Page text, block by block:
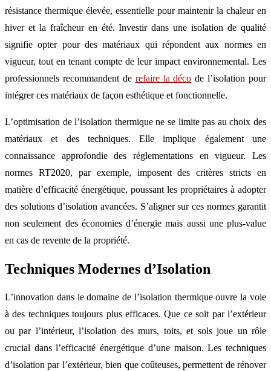
résistance thermique élevée, essentielle pour maintenir la chaleur en
hiver et la fraîcheur en été. Investir dans une isolation de qualité
signifie opter pour des matériaux qui répondent aux normes en
vigueur, tout en tenant compte de leur impact environnemental. Les
professionnels recommandent de refaire la déco de l’isolation pour
intégrer ces matériaux de façon esthétique et fonctionnelle.
L’optimisation de l’isolation thermique ne se limite pas au choix des
matériaux et des techniques. Elle implique également une
connaissance approfondie des réglementations en vigueur. Les
normes RT2020, par exemple, imposent des critères stricts en
matière d’efficacité énergétique, poussant les propriétaires à adopter
des solutions d’isolation avancées. S’aligner sur ces normes garantit
non seulement des économies d’énergie mais aussi une plus-value
en cas de revente de la propriété.
Techniques Modernes d’Isolation
L’innovation dans le domaine de l’isolation thermique ouvre la voie
à des techniques toujours plus efficaces. Que ce soit par l’extérieur
ou par l’intérieur, l’isolation des murs, toits, et sols joue un rôle
crucial dans l’efficacité énergétique d’une maison. Les techniques
d’isolation par l’extérieur, bien que coûteuses, permettent de rénover